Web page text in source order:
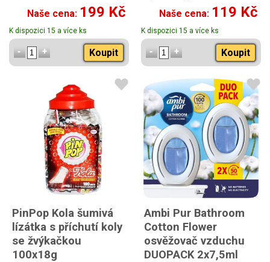
Naše cena: 199 Kč
K dispozici 15 a více ks
Koupit
Naše cena: 119 Kč
K dispozici 15 a více ks
Koupit
PinPop Kola šumivá
lízátka s příchutí koly
se žvýkačkou
100x18g
Ambi Pur Bathroom
Cotton Flower
osvěžovač vzduchu
DUOPACK 2x7,5ml